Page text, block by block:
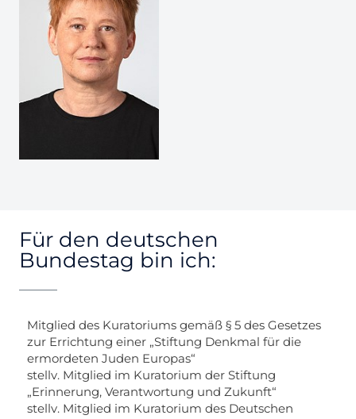
Für den deutschen
Bundestag bin ich:
Mitglied des Kuratoriums gemäß § 5 des Gesetzes
zur Errichtung einer „Stiftung Denkmal für die
ermordeten Juden Europas“
stellv. Mitglied im Kuratorium der Stiftung
„Erinnerung, Verantwortung und Zukunft“
stellv. Mitglied im Kuratorium des Deutschen